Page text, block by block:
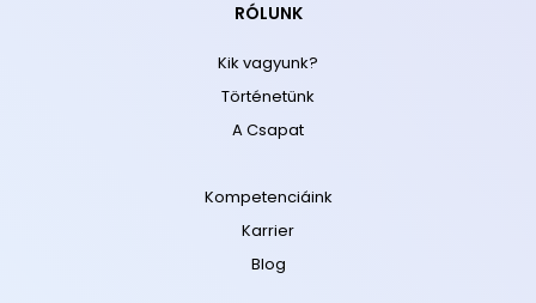
RÓLUNK
Kik vagyunk?
Történetünk
A Csapat
Kompetenciáink
Karrier
Blog